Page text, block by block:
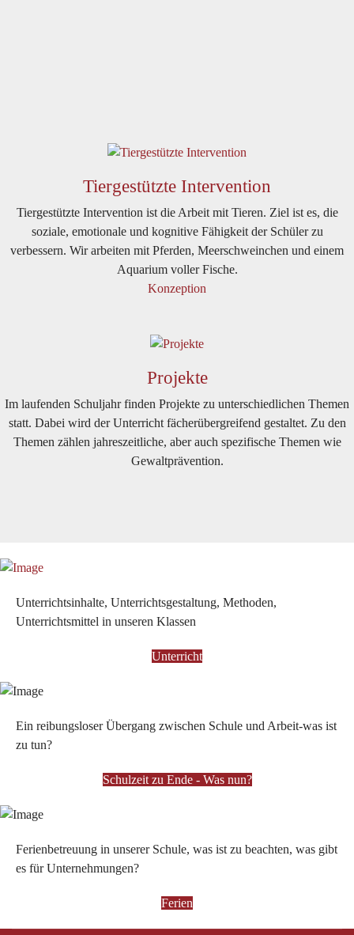
Tiergestützte Intervention
Tiergestützte Intervention ist die Arbeit mit Tieren. Ziel ist es, die
soziale, emotionale und kognitive Fähigkeit der Schüler zu
verbessern. Wir arbeiten mit Pferden, Meerschweinchen und einem
Aquarium voller Fische.
Konzeption
Projekte
Im laufenden Schuljahr finden Projekte zu unterschiedlichen Themen
statt. Dabei wird der Unterricht fächerübergreifend gestaltet. Zu den
Themen zählen jahreszeitliche, aber auch spezifische Themen wie
Gewaltprävention.
Unterrichtsinhalte, Unterrichtsgestaltung, Methoden,
Unterrichtsmittel in unseren Klassen
Unterricht
Ein reibungsloser Übergang zwischen Schule und Arbeit-was ist
zu tun?
Schulzeit zu Ende - Was nun?
Ferienbetreuung in unserer Schule, was ist zu beachten, was gibt
es für Unternehmungen?
Ferien